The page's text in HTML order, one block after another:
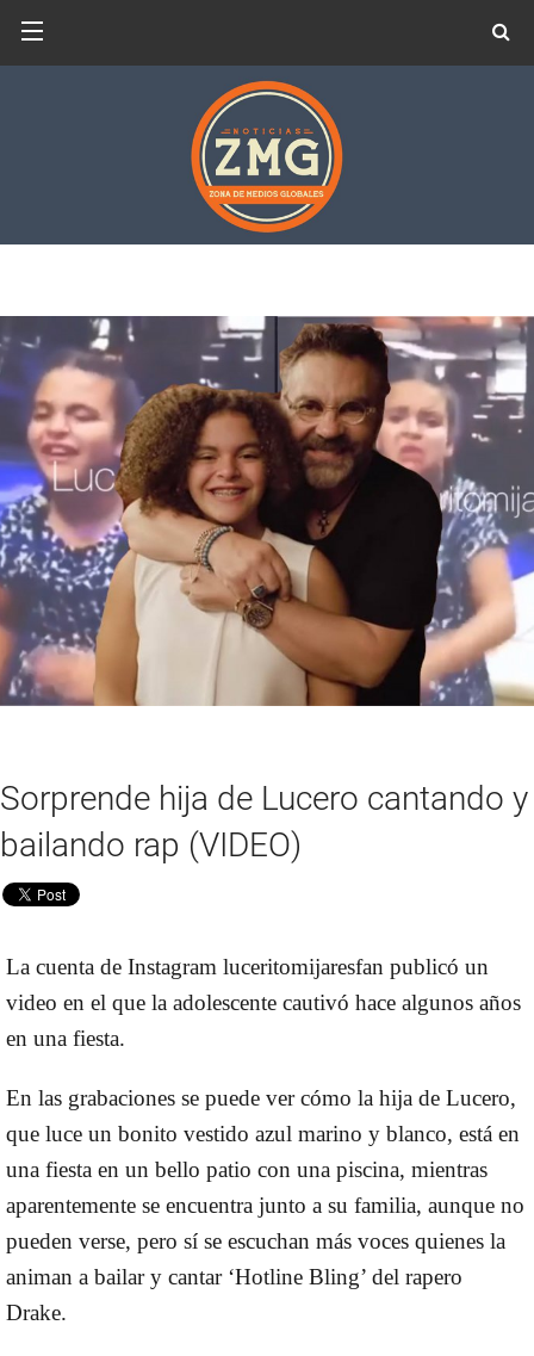
Sorprende hija de Lucero cantando y
bailando rap (VIDEO)
La cuenta de Instagram luceritomijaresfan publicó un
video en el que la adolescente cautivó hace algunos años
en una fiesta.
En las grabaciones se puede ver cómo la hija de Lucero,
que luce un bonito vestido azul marino y blanco, está en
una fiesta en un bello patio con una piscina, mientras
aparentemente se encuentra junto a su familia, aunque no
pueden verse, pero sí se escuchan más voces quienes la
animan a bailar y cantar ‘Hotline Bling’ del rapero
Drake.